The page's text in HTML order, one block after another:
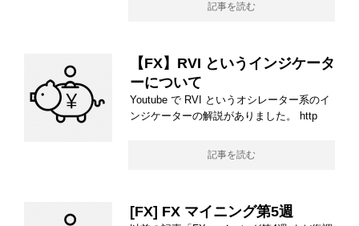
記事を読む
【FX】RVI というインジケータ
ーについて
Youtube で RVI というオシレーター系のイ
ンジケーターの解説がありました。 http
記事を読む
[FX] FX マイニング第5週